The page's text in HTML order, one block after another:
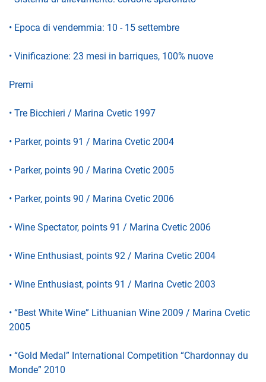
• Epoca di vendemmia: 10 - 15 settembre
• Vinificazione: 23 mesi in barriques, 100% nuove
Premi
• Tre Bicchieri / Marina Cvetic 1997
• Parker, points 91 / Marina Cvetic 2004
• Parker, points 90 / Marina Cvetic 2005
• Parker, points 90 / Marina Cvetic 2006
• Wine Spectator, points 91 / Marina Cvetic 2006
• Wine Enthusiast, points 92 / Marina Cvetic 2004
• Wine Enthusiast, points 91 / Marina Cvetic 2003
• “Best White Wine” Lithuanian Wine 2009 / Marina Cvetic
2005
• “Gold Medal” International Competition “Chardonnay du
Monde” 2010